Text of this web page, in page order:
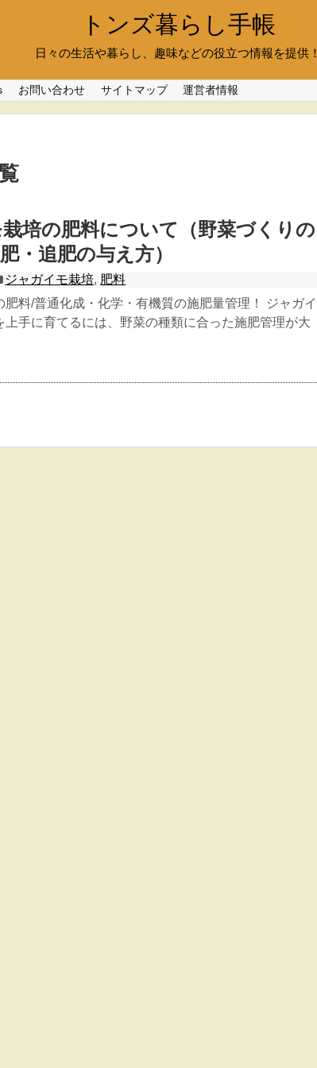
トンズ暮らし手帳
日々の生活や暮らし、趣味などの役立つ情報を提供！
お問い合わせ サイトマップ 運営者情報
培の肥料について（野菜づくりの
・追肥の与え方）
ジャガイモ栽培, 肥料
肥料/普通化成・化学・有機質の施肥量管理！ ジャガイ
上手に育てるには、野菜の種類に合った施肥管理が大